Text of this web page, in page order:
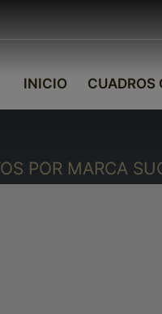
INICIO CUADROS
POR MARCA